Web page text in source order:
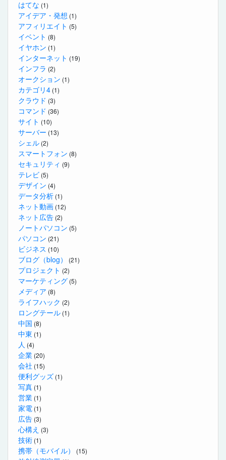
はてな (1)
アイデア・発想 (1)
アフィリエイト (5)
イベント (8)
イヤホン (1)
インターネット (19)
インフラ (2)
オークション (1)
カテゴリ4 (1)
クラウド (3)
コマンド (36)
サイト (10)
サーバー (13)
シェル (2)
スマートフォン (8)
セキュリティ (9)
テレビ (5)
デザイン (4)
データ分析 (1)
ネット動画 (12)
ネット広告 (2)
ノートパソコン (5)
パソコン (21)
ビジネス (10)
ブログ（blog） (21)
プロジェクト (2)
マーケティング (5)
メディア (8)
ライフハック (2)
ロングテール (1)
中国 (8)
中東 (1)
人 (4)
企業 (20)
会社 (15)
便利グッズ (1)
写真 (1)
営業 (1)
家電 (1)
広告 (3)
心構え (3)
技術 (1)
携帯（モバイル） (15)